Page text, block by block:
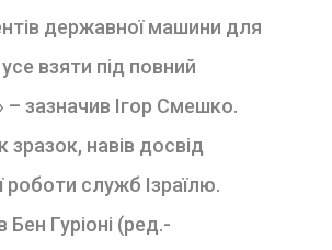
державної машини для
взяти під повний
– зазначив Ігор Смешко.
зразок, навів досвід
роботи служб Ізраїлю.
Бен Гуріоні (ред.-